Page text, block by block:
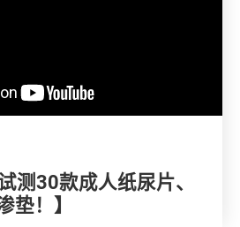
测30款成人纸尿片、
垫！】